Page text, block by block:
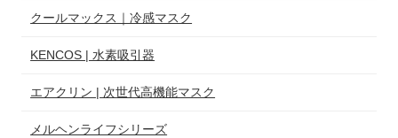
クールマックス｜冷感マスク
KENCOS | 水素吸引器
エアクリン | 次世代高機能マスク
メルヘンライフシリーズ